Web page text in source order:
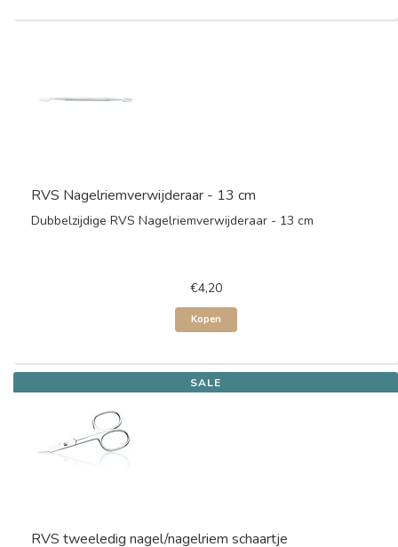
RVS Nagelriemverwijderaar - 13 cm
Dubbelzijdige RVS Nagelriemverwijderaar - 13 cm
€4,20
Kopen
SALE
RVS tweeledig nagel/nagelriem schaartje